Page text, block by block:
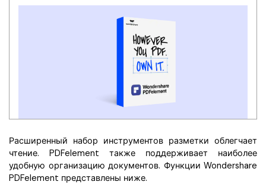
Расширенный набор инструментов разметки облегчает
чтение. PDFelement также поддерживает наиболее
удобную организацию документов. Функции Wondershare
PDFelement представлены ниже.